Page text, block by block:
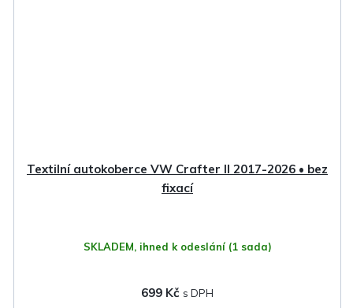
Textilní autokoberce VW Crafter II 2017-2026 • bez
fixací
SKLADEM, ihned k odeslání (1 sada)
699 Kč